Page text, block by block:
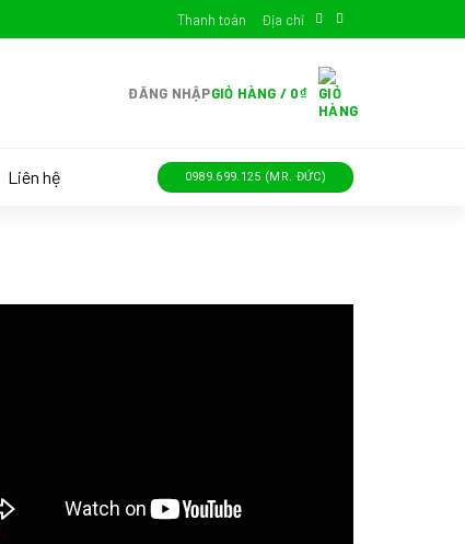
Thanh toán Địa chỉ
ĐĂNG NHẬPGIỎ HÀNG / 0₫
Liên hệ 0989.699.125 (MR. ĐỨC)